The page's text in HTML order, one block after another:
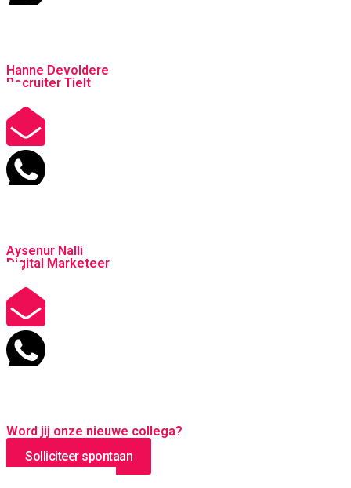
Hanne Devoldere
Recruiter Tielt
Aysenur Nalli
Digital Marketeer
Word jij onze nieuwe collega?
Solliciteer spontaan